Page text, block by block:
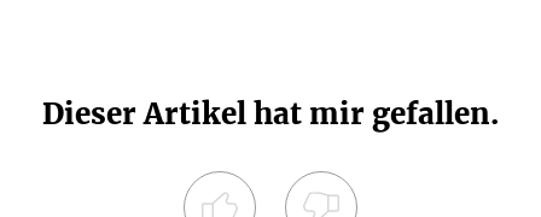
Dieser Artikel hat mir gefallen.